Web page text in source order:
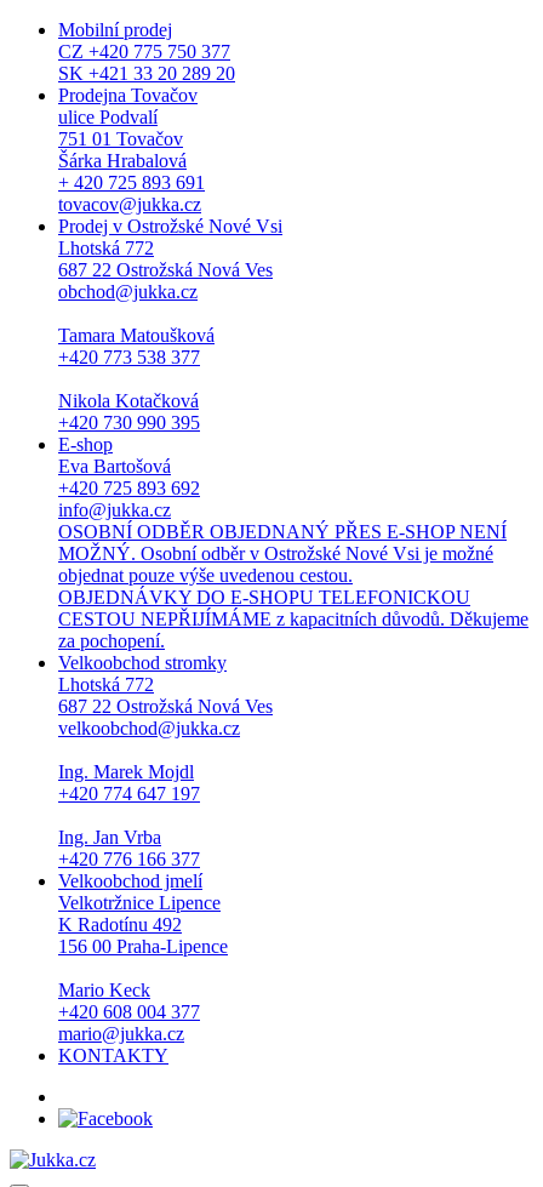
Mobilní prodej
CZ +420 775 750 377
SK +421 33 20 289 20
Prodejna Tovačov
ulice Podvalí
751 01 Tovačov
Šárka Hrabalová
+ 420 725 893 691
tovacov@jukka.cz
Prodej v Ostrožské Nové Vsi
Lhotská 772
687 22 Ostrožská Nová Ves
obchod@jukka.cz
Tamara Matoušková
+420 773 538 377
Nikola Kotačková
+420 730 990 395
E-shop
Eva Bartošová
+420 725 893 692
info@jukka.cz
OSOBNÍ ODBĚR OBJEDNANÝ PŘES E-SHOP NENÍ
MOŽNÝ. Osobní odběr v Ostrožské Nové Vsi je možné
objednat pouze výše uvedenou cestou.
OBJEDNÁVKY DO E-SHOPU TELEFONICKOU
CESTOU NEPŘIJÍMÁME z kapacitních důvodů. Děkujeme
za pochopení.
Velkoobchod stromky
Lhotská 772
687 22 Ostrožská Nová Ves
velkoobchod@jukka.cz
Ing. Marek Mojdl
+420 774 647 197
Ing. Jan Vrba
+420 776 166 377
Velkoobchod jmelí
Velkotržnice Lipence
K Radotínu 492
156 00 Praha-Lipence
Mario Keck
+420 608 004 377
mario@jukka.cz
KONTAKTY